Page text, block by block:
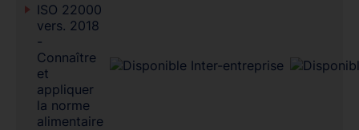
ISO 22000
vers. 2018
-
Connaître
et
appliquer
la norme
alimentaire